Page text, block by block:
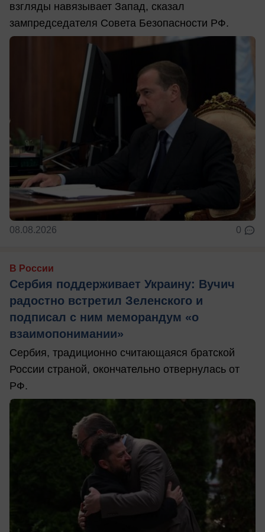
взгляды навязывает Запад, сказал
зампредседателя Совета Безопасности РФ.
08.08.2026 0
В России
Сербия поддерживает Украину: Вучич
радостно встретил Зеленского и
подписал с ним меморандум «о
взаимопонимании»
Сербия, традиционно считающаяся братской
России страной, окончательно отвернулась от
РФ.